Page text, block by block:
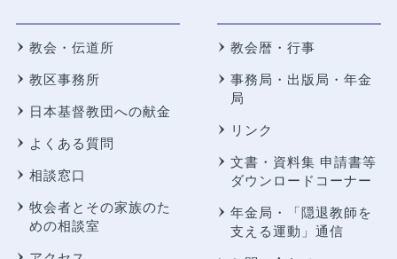
教会・伝道所
教区事務所
日本基督教団への献金
よくある質問
相談窓口
牧会者とその家族のた
めの相談室
教会暦・行事
事務局・出版局・年金
局
リンク
文書・資料集 申請書等
ダウンロードコーナー
年金局・
「隠退教師を
支える運動」通信